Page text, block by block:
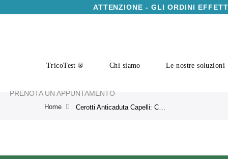
ATTENZIONE - GLI ORDINI
TricoTest ® Chi siamo Le nostre soluzioni
PRENOTA UN APPUNTAMENTO
Home